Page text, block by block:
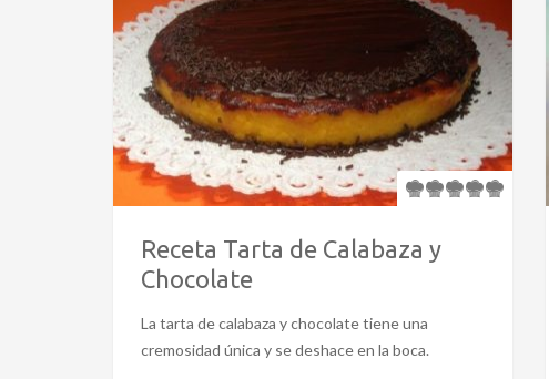
Receta Tarta de Calabaza y
Chocolate
La tarta de calabaza y chocolate tiene una
cremosidad única y se deshace en la boca.